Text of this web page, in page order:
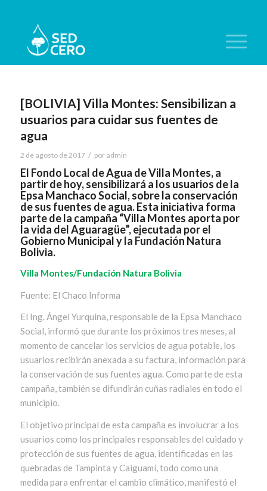
[BOLIVIA] Villa Montes: Sensibilizan a
usuarios para cuidar sus fuentes de
agua
2 de agosto de 2017 / por admin
El Fondo Local de Agua de Villa Montes, a
partir de hoy, sensibilizará a los usuarios de la
Epsa Manchaco Social, sobre la conservación
de sus fuentes de agua. Esta iniciativa forma
parte de la campaña “Villa Montes aporta por
la vida del Aguaragüe”, ejecutada por el
Gobierno Municipal y la Fundación Natura
Bolivia.
Villa Montes/Fundación Natura Bolivia
Fuente: El Chaco Informa
El Ing. Ángel Yurquina, responsable de la Epsa Manchaco
Social, informó que durante los próximos tres meses, al
momento de cancelar los servicios de agua potable, los
usuarios recibirán anexada a su factura, información para
la conservación de sus fuentes agua. Como parte de esta
campaña, también se difundirán cuñas radiales en todo el
municipio.
El objetivo principal de esta campaña es involucrar a los
usuarios como los principales responsables del cuidado y
protección de sus fuentes de agua, identificadas en las
quebradas de Tampinta y Caiguamí, todo como una
medida para enfrentar el cambio climático, manifestó el